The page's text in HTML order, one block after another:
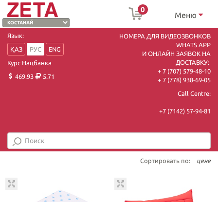
0
Меню
Язык:
ҚАЗ
РУС
ENG
Курс Нацбанка
469.93
5.71
НОМЕРА ДЛЯ ВИДЕОЗВОНКОВ
WHATS APP
И ОНЛАЙН ЗАЯВОК НА
ДОСТАВКУ:
+ 7 (707) 579-48-10
+ 7 (778) 938-69-05
Call Centre:
+7 (7142) 57-94-81
Сортировать по: цене